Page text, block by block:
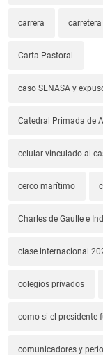
carrera
Carta Pastoral
caso SENASA y
Catedral Primada de
celular vinculado al
cerco marítimo
Charles de Gaulle e
clase internacional
colegios privados
como si el presidente
comunicadores y